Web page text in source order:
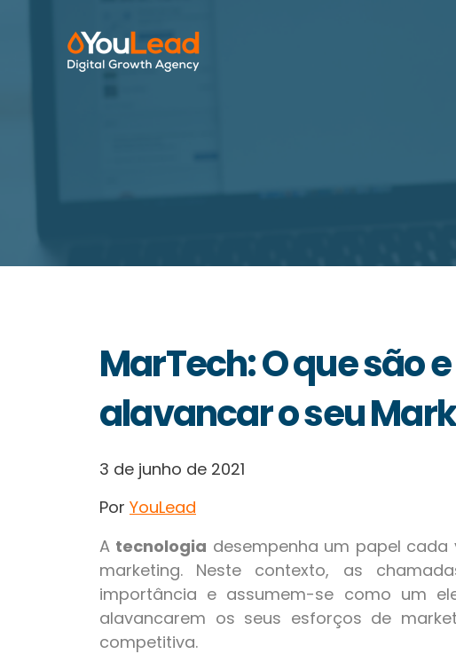
MarTech: O que são
alavancar o seu
3 de junho de 2021
Por YouLead
A tecnologia desempenha um papel
marketing. Neste contexto, as
importância e assumem-se como um
alavancarem os seus esforços de
competitiva.